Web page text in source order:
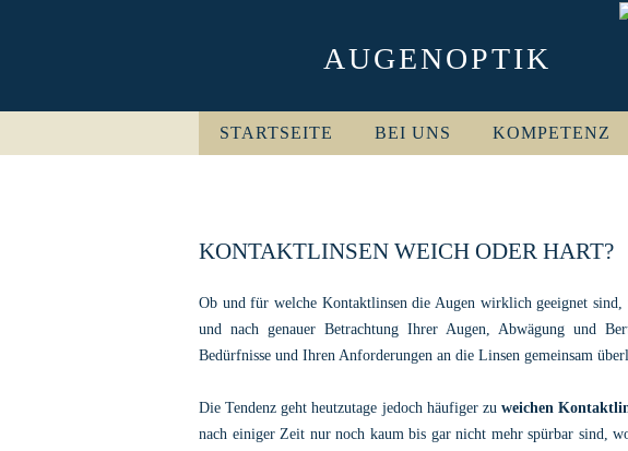
AUGENOPTIK
STARTSEITE BEI UNS KOMPETENZ
KONTAKTLINSEN WEICH ODER HART?
Ob und für welche Kontaktlinsen die Augen wirklich geeignet
und nach genauer Betrachtung Ihrer Augen, Abwägung und
Bedürfnisse und Ihren Anforderungen an die Linsen gemeinsam
Die Tendenz geht heutzutage jedoch häufiger zu weichen
nach einiger Zeit nur noch kaum bis gar nicht mehr spürbar sind,